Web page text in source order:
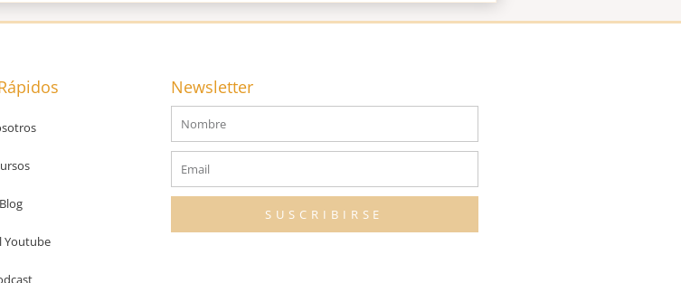
Blog
Youtube
Newsletter
Nombre
Email
SUSCRIBIRSE